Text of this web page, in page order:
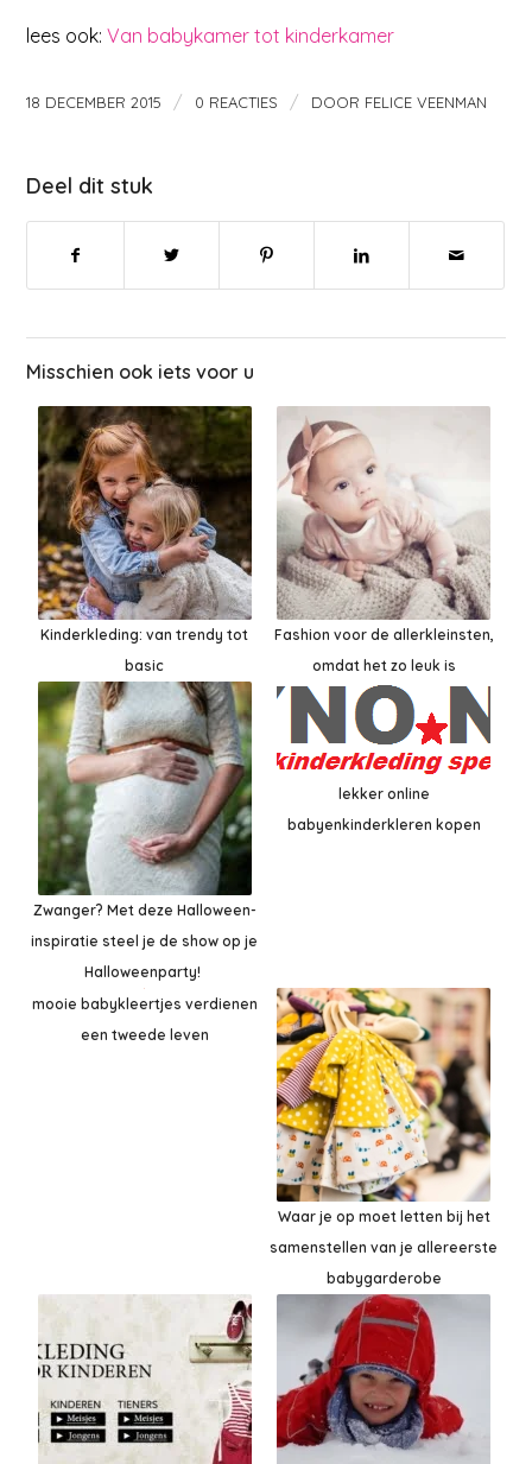
lees ook:Van babykamer tot kinderkamer
18 DECEMBER 2015 / 0 REACTIES / DOOR FELICE VEENMAN
Deel dit stuk
Misschien ook iets voor u
Kinderkleding: van trendy tot
basic
Fashion voor de allerkleinsten,
omdat het zo leuk is
Zwanger? Met deze Halloween-
inspiratie steel je de show op je
Halloweenparty!
lekker online
babyenkinderkleren kopen
mooie babykleertjes verdienen
een tweede leven
Waar je op moet letten bij het
samenstellen van je allereerste
babygarderobe